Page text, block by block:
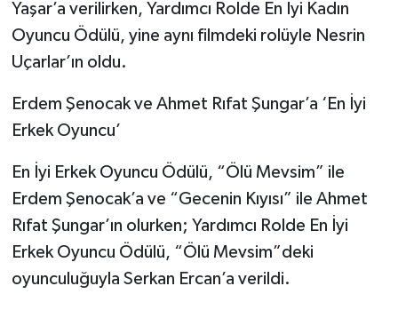
Yaşar’a verilirken, Yardımcı Rolde En İyi Kadın
Oyuncu Ödülü, yine aynı filmdeki rolüyle Nesrin
Uçarlar’ın oldu.
Erdem Şenocak ve Ahmet Rıfat Şungar’a ‘En İyi
Erkek Oyuncu’
En İyi Erkek Oyuncu Ödülü, “Ölü Mevsim” ile
Erdem Şenocak’a ve “Gecenin Kıyısı” ile Ahmet
Rıfat Şungar’ın olurken; Yardımcı Rolde En İyi
Erkek Oyuncu Ödülü, “Ölü Mevsim”deki
oyunculuğuyla Serkan Ercan’a verildi.